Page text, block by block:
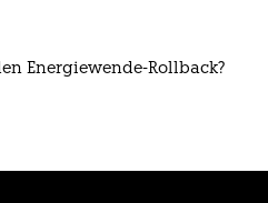
Energiewende-Rollback?